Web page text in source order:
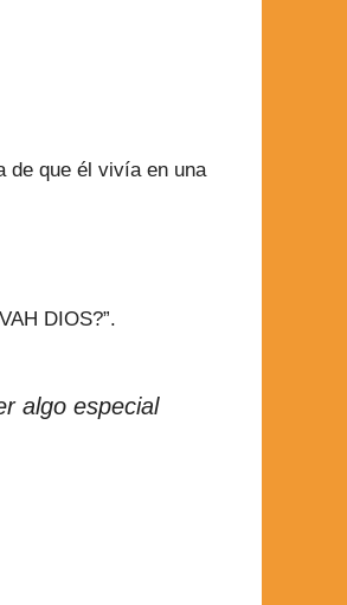
de que él vivía en una
DIOS?”.
algo especial